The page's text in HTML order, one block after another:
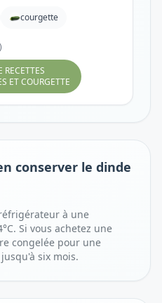
courgette
RECETTES
ET COURGETTE
conserver le dinde
à une
Si vous achetez une
congelée pour une
six mois.